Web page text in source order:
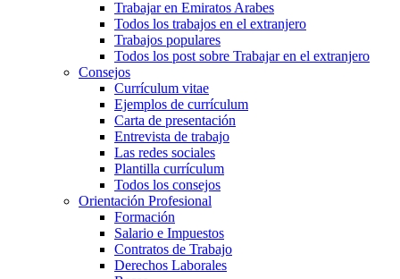
Trabajar en Emiratos Arabes
Todos los trabajos en el extranjero
Trabajos populares
Todos los post sobre Trabajar en el extranjero
Consejos
Currículum vitae
Ejemplos de currículum
Carta de presentación
Entrevista de trabajo
Las redes sociales
Plantilla currículum
Todos los consejos
Orientación Profesional
Formación
Salario e Impuestos
Contratos de Trabajo
Derechos Laborales